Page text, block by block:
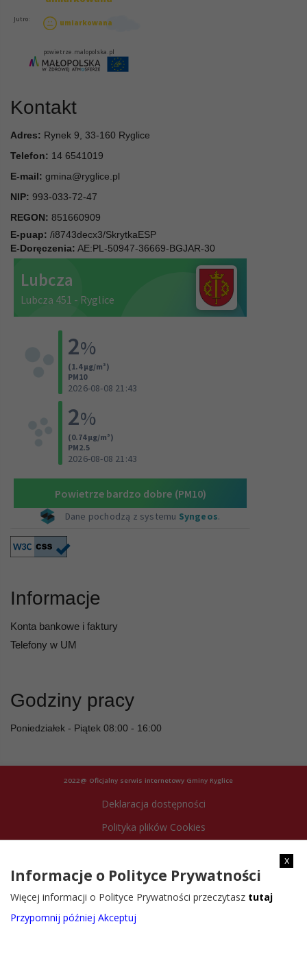
Kontakt
Adres: Rynek 9, 33-160 Ryglice
Telefon: 14 6541019
E-mail: gmina@ryglice.pl
NIP: 993-033-72-47
REGON: 851660909
E-puap: /i8743decx3/SkrytkaESP
E-Doręczenia: AE:PL-50947-36669-BGJAR-30
Informacje
Konta bankowe i faktury
Telefony w UM
Godziny pracy
Poniedziałek - Piątek 08:00 - 16:00
2022@ Oficjalny serwis internetowy Gminy Ryglice
Deklaracja dostępności
Polityka plików Cookies
x
Informacje o Polityce Prywatności
Więcej informacji o Polityce Prywatności przeczytasz tutaj
Przypomnij później Akceptuj